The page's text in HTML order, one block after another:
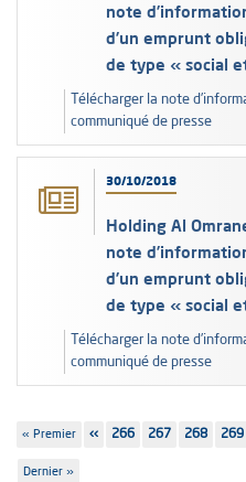
note
d’un emprunt
de type « social
Télécharger la note
communiqué de presse
30/10/2018
Holding Al
note
d’un emprunt
de type « social
Télécharger la note
communiqué de presse
Pagination
Première
« Premier
Page
‹‹ Page
266 Page
267 Page
268 Page
269
Dernière
Dernier »